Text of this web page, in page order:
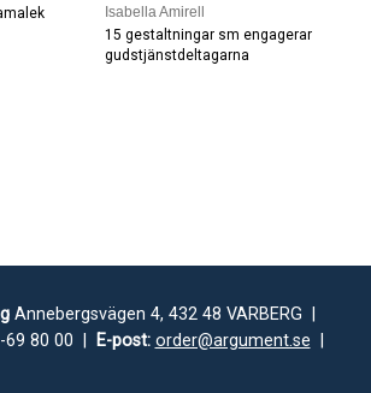
Isabella Amirell
15 gestaltningar sm engagerar
gudstjänstdeltagarna
Annebergsvägen 4, 432 48 VARBERG |
80 00 | E-post: order@argument.se